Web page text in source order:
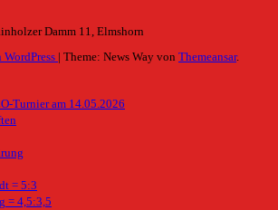
Damm 11, Elmshorn
| Theme: News Way von Themeansar.
Turnier am 14.05.2026
= 5:3
= 4,5:3,5